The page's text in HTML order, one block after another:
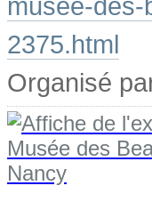
2375.html
Organisé